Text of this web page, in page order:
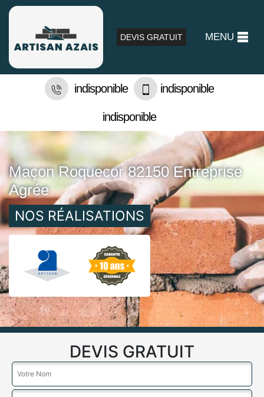
DEVIS GRATUIT MENU
indisponible indisponible
indisponible
Maçon Roquecor 82150 Entreprise
Agrée
NOS RÉALISATIONS
DEVIS GRATUIT